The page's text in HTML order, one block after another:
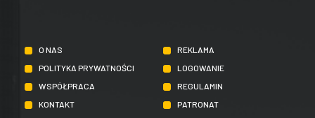
O NAS
REKLAMA
POLITYKA PRYWATNOŚCI
LOGOWANIE
WSPÓŁPRACA
REGULAMIN
KONTAKT
PATRONAT